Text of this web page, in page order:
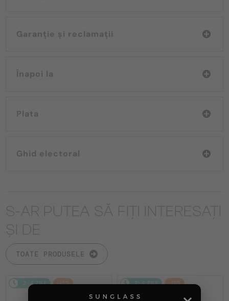
Garanție și reclamații
Înapoi la
Plata
Ghid electoral
S-AR PUTEA SĂ FIȚI INTERESAȚI
ȘI DE
TOATE PRODUSELE
2-4 ZILE -15% 2-4 ZILE -15%